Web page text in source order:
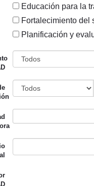
Educación para la
Fortalecimiento del
Planificación y
PROYECTOS
Vasco (eLankidetza -
Vasca de Cooperación y